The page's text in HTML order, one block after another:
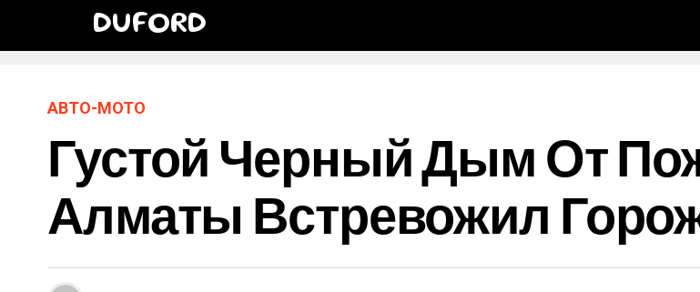
DUFORD
АВТО-МОТО
Густой Черный Дым От
Алматы Встревожил